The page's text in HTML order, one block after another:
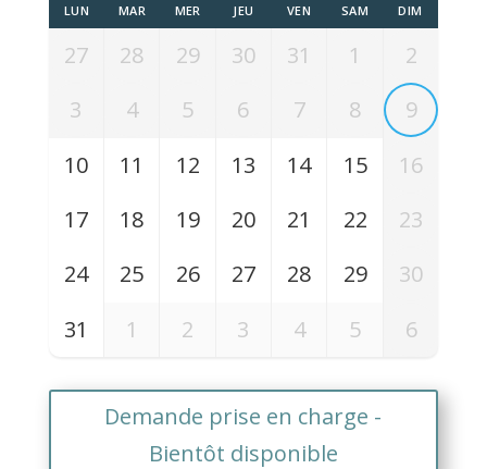
LUN MAR MER JEU VEN SAM DIM
27 28 29 30 31 1
2
3
4 5 6 7 8
9
10
11 12 13 14 15
16
17
18 19 20 21 22
23
24
25 26 27 28 29
30
31
1 2 3 4 5 6
Demande prise en charge -
Bientôt disponible